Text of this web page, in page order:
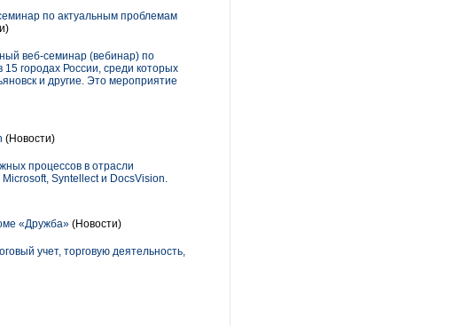
по актуальным проблемам
веб-семинар (вебинар) по
городах России, среди которых
и другие. Это мероприятие
(Новости)
процессов в отрасли
Syntellect и DocsVision.
«Дружба» (Новости)
учет, торговую деятельность,